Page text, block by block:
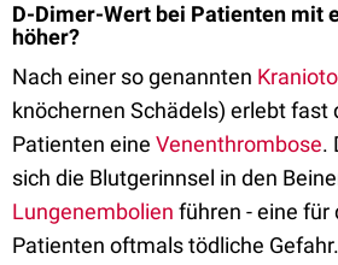
D-Dimer-Wert bei Patienten mit
höher?
Nach einer so genannten
knöchernen Schädels) erlebt fast
Patienten eine Venenthrombose.
sich die Blutgerinnsel in den
Lungenembolien führen - eine
Patienten oftmals tödliche